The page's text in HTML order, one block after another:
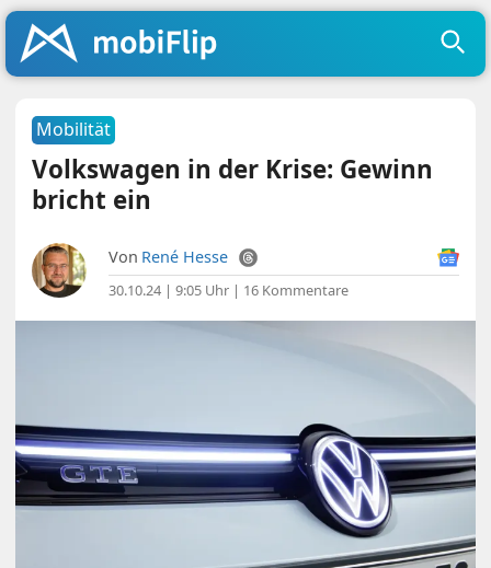
Mobilität
Volkswagen in der Krise: Gewinn
bricht ein
Von René Hesse
30.10.24 | 9:05 Uhr | 16 Kommentare